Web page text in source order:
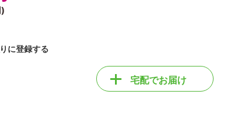
)
に登録する
宅配でお届け